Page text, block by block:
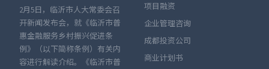
2月5日，临沂市人大常委会召
开新闻发布会，就《临沂市普
惠金融服务乡村振兴促进条
例》（以下简称条例）有关内
容进行解读介绍。《临沂市普
项目融资
企业管理咨询
成都投资公司
商业计划书